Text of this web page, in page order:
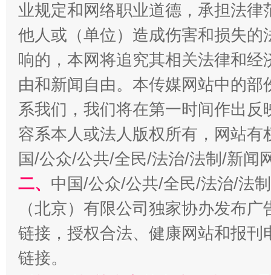
揭开“小金库”的免责幌子
业规定和网络职业道德，承担法
他人或（单位）造成伤害和损失
响的，本网将追究其相关法律和
由和新闻自由。本传媒网站中的
系我们，我们将在第一时间作出
容系本人或法人版权所有，网站
国/公众/公共/全民/法治/法制/新闻
二、 中国/公众/公共/全民/法治/法
（北京）有限公司独家协办发布
链接，授权合法、健康网站和报
链接。